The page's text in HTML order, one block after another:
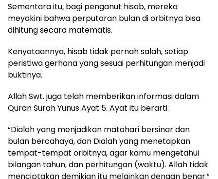
Sementara itu, bagi penganut hisab, mereka
meyakini bahwa perputaran bulan di orbitnya bisa
dihitung secara matematis.
Kenyataannya, hisab tidak pernah salah, setiap
peristiwa gerhana yang sesuai perhitungan menjadi
buktinya.
Allah Swt. juga telah memberikan informasi dalam
Quran Surah Yunus Ayat 5. Ayat itu berarti:
“Dialah yang menjadikan matahari bersinar dan
bulan bercahaya, dan Dialah yang menetapkan
tempat-tempat orbitnya, agar kamu mengetahui
bilangan tahun, dan perhitungan (waktu). Allah tidak
menciptakan demikian itu melainkan dengan benar.”